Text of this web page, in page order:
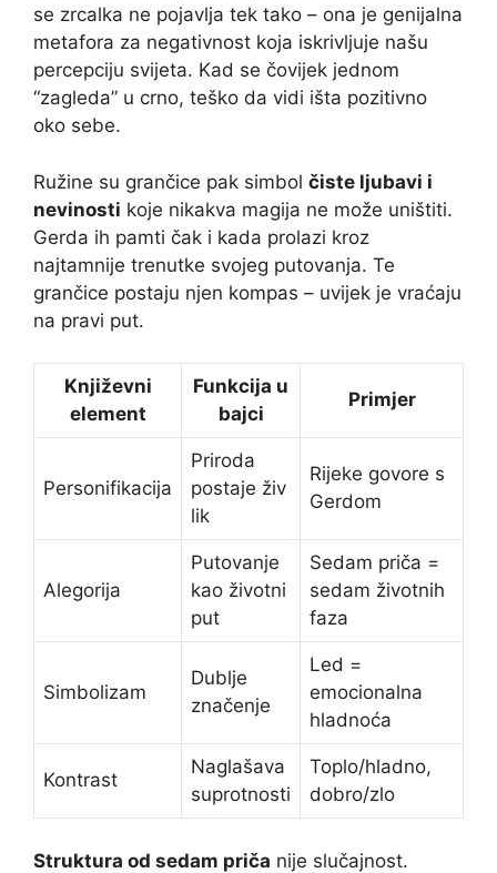
se zrcalka ne pojavlja tek tako – ona je genijalna
metafora za negativnost koja iskrivljuje našu
percepciju svijeta. Kad se čovijek jednom
“zagleda” u crno, teško da vidi išta pozitivno
oko sebe.
Ružine su grančice pak simbol čiste ljubavi i
nevinosti koje nikakva magija ne može uništiti.
Gerda ih pamti čak i kada prolazi kroz
najtamnije trenutke svojeg putovanja. Te
grančice postaju njen kompas – uvijek je vraćaju
na pravi put.
Književni
element
Funkcija u
bajci
Primjer
Personifikacija
Priroda
postaje živ
lik
Rijeke govore s
Gerdom
Alegorija
Putovanje
kao životni
put
Sedam priča =
sedam životnih
faza
Simbolizam
Dublje
značenje
Led =
emocionalna
hladnoća
Kontrast
Naglašava
suprotnosti
Toplo/hladno,
dobro/zlo
Struktura od sedam priča nije slučajnost.